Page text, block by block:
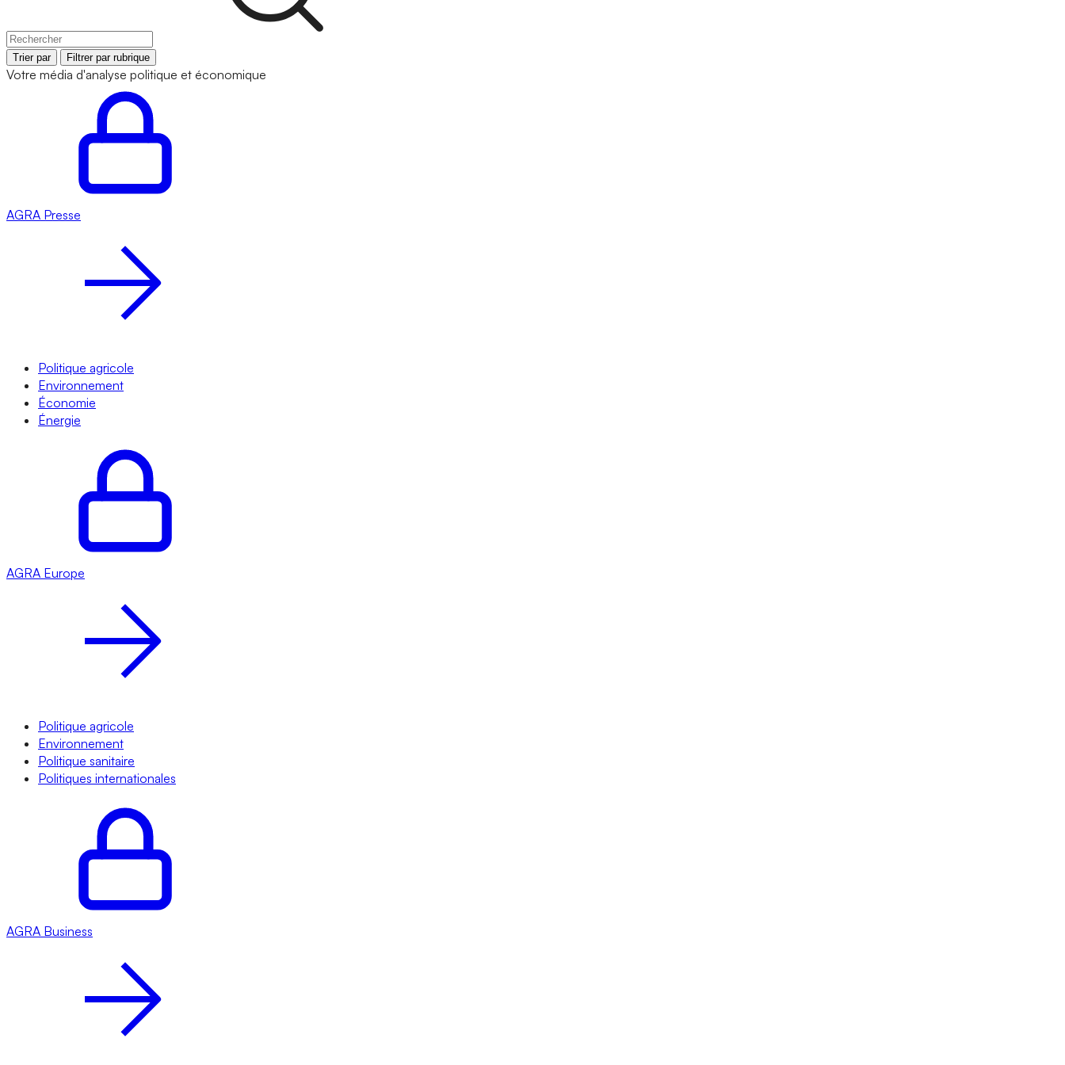
Trier par Filtrer par rubrique
Votre média d'analyse politique et économique
AGRA Presse
Politique agricole
Environnement
Économie
Énergie
AGRA Europe
Politique agricole
Environnement
Politique sanitaire
Politiques internationales
AGRA Business